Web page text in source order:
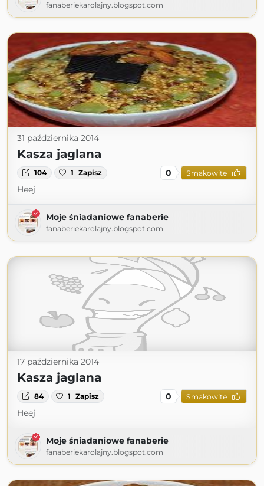
fanaberiekarolajny.blogspot.com
31 października 2014
Kasza jaglana
104 1 Zapisz 0 Smakowite
Heej
Moje śniadaniowe fanaberie
fanaberiekarolajny.blogspot.com
17 października 2014
Kasza jaglana
84 1 Zapisz 0 Smakowite
Heej
Moje śniadaniowe fanaberie
fanaberiekarolajny.blogspot.com